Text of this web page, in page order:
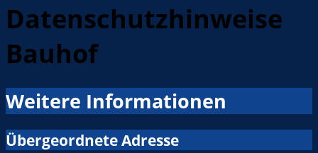
Datenschutzhinweise
Bauhof
Weitere Informationen
Übergeordnete Adresse